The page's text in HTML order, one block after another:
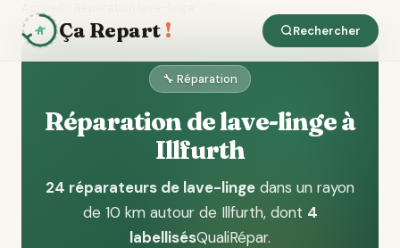
Ça Repart ! Rechercher
🔧 Réparation
Réparation de lave-linge à
Illfurth
24 réparateurs de lave-linge dans un rayon
de 10 km autour de Illfurth, dont 4
labellisésQualiRépar.